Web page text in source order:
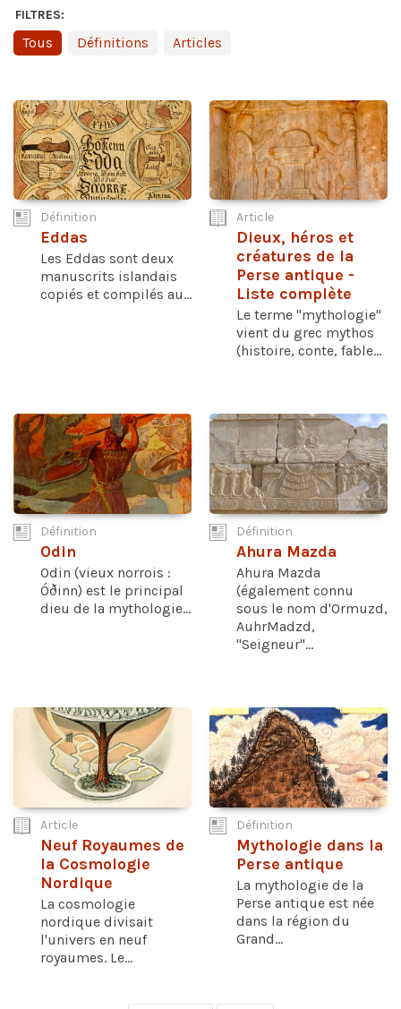
FILTRES:
Tous Définitions Articles
Définition
Eddas
Les Eddas sont deux
manuscrits islandais
copiés et compilés au...
Article
Dieux, héros et
créatures de la
Perse antique -
Liste complète
Le terme "mythologie"
vient du grec mythos
(histoire, conte, fable...
Définition
Odin
Odin (vieux norrois :
Óðinn) est le principal
dieu de la mythologie...
Définition
Ahura Mazda
Ahura Mazda
(également connu
sous le nom d'Ormuzd,
AuhrMadzd,
"Seigneur"...
Article
Neuf Royaumes de
la Cosmologie
Nordique
La cosmologie
nordique divisait
l'univers en neuf
royaumes. Le...
Définition
Mythologie dans la
Perse antique
La mythologie de la
Perse antique est née
dans la région du
Grand...